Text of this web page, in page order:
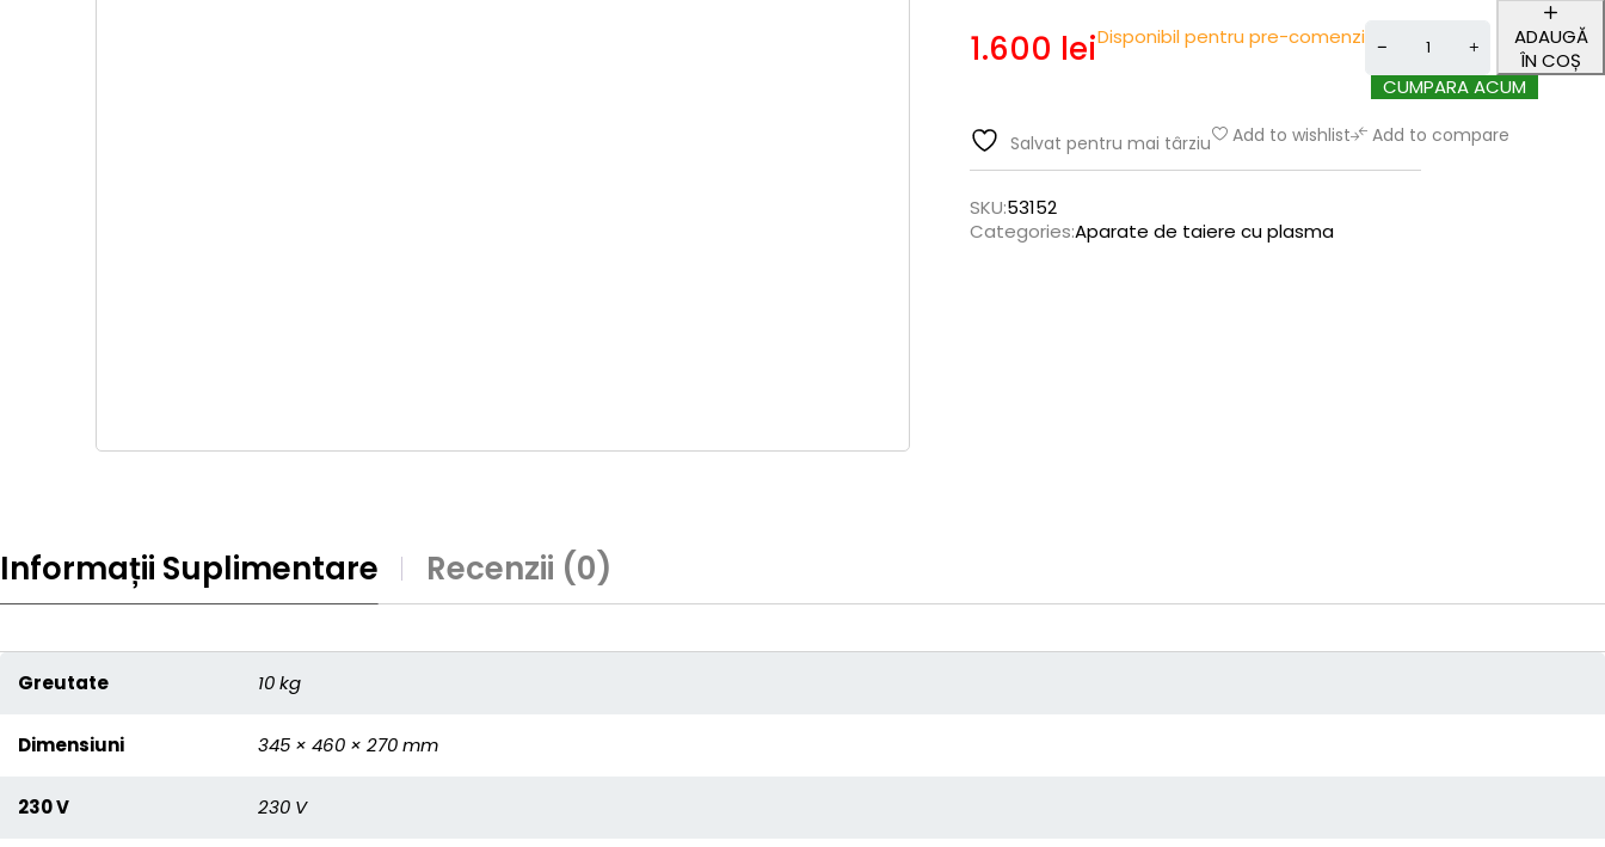
1.600 leiDisponibil pentru pre-comenzi
ADAUGĂ
ÎN COȘ
CUMPARA ACUM
Salvat pentru mai târziu Add to wishlist Add to compare
SKU:53152
Categories:Aparate de taiere cu plasma
Informații Suplimentare Recenzii (0)
Greutate 10 kg
Dimensiuni 345 × 460 × 270 mm
230 V 230 V